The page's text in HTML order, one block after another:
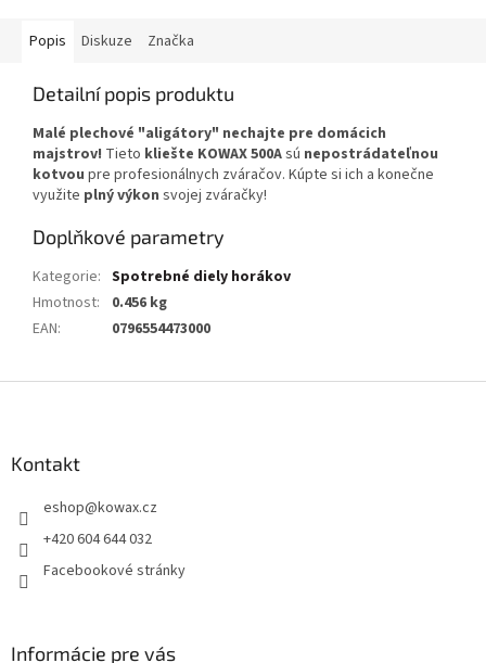
Popis Diskuze Značka
Detailní popis produktu
Malé plechové "aligátory" nechajte pre domácich
majstrov! Tieto kliešte KOWAX 500Asú nepostrádateľnou
kotvou pre profesionálnych zváračov. Kúpte si ich a konečne
využite plný výkon svojej zváračky!
Doplňkové parametry
Kategorie: Spotrebné diely horákov
Hmotnost:
0.456 kg
EAN: 0796554473000
Kontakt
eshop@kowax.cz
+420 604 644 032
Facebookové stránky
Informácie pre vás